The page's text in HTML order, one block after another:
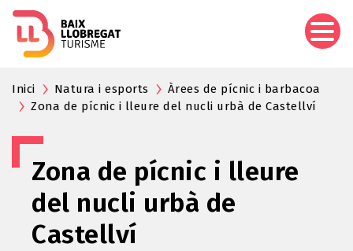
Inici Natura i esports
Àrees de pícnic i barbacoa
Zona de pícnic i lleure del nucli urbà de Castellví
Zona de pícnic i lleure
del nucli urbà de
Castellví